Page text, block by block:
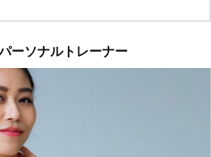
ーソナルトレーナー